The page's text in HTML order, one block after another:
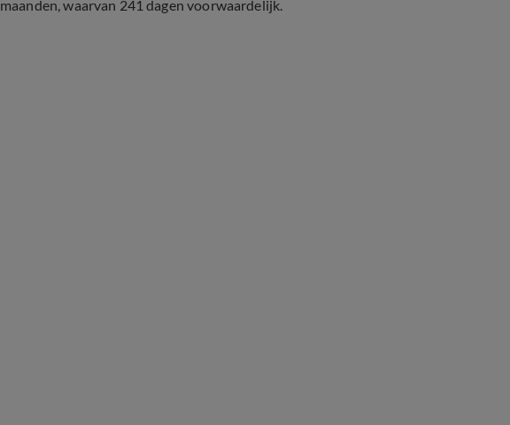
maanden, waarvan 241 dagen voorwaardelijk.